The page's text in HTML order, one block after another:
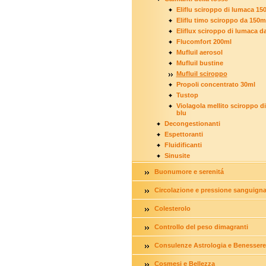
Eliflu sciroppo di lumaca
Eliflu timo sciroppo da
Eliflux sciroppo di lumaca
Flucomfort 200ml
Mufluil aerosol
Mufluil bustine
Mufluil sciroppo
Propoli concentrato 30ml
Tustop
Violagola mellito sciroppo
blu
Decongestionanti
Espettoranti
Fluidificanti
Sinusite
Buonumore e serenitá
Circolazione e pressione sanguigna
Colesterolo
Controllo del peso dimagranti
Consulenze Astrologia e Benessere
Cosmesi e Bellezza